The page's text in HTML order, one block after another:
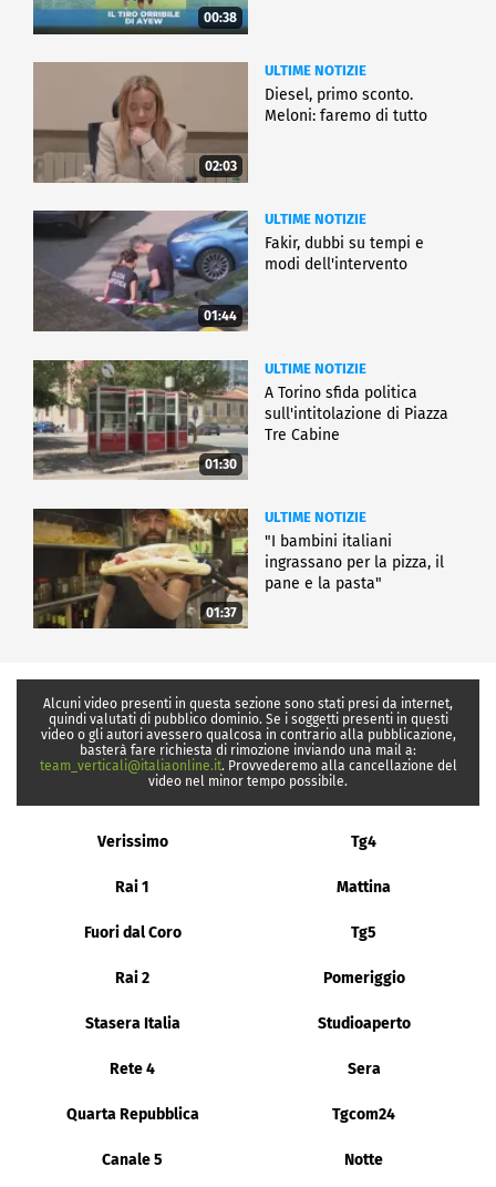
00:38
02:03
ULTIME NOTIZIE
Diesel, primo sconto.
Meloni: faremo di tutto
01:44
ULTIME NOTIZIE
Fakir, dubbi su tempi e
modi dell'intervento
01:30
ULTIME NOTIZIE
A Torino sfida politica
sull'intitolazione di Piazza
Tre Cabine
01:37
ULTIME NOTIZIE
"I bambini italiani
ingrassano per la pizza, il
pane e la pasta"
Alcuni video presenti in questa sezione sono stati presi da internet,
quindi valutati di pubblico dominio. Se i soggetti presenti in questi
video o gli autori avessero qualcosa in contrario alla pubblicazione,
basterà fare richiesta di rimozione inviando una mail a:
team_verticali@italiaonline.it. Provvederemo alla cancellazione del
video nel minor tempo possibile.
Verissimo Tg4
Rai 1 Mattina
Fuori dal Coro Tg5
Rai 2 Pomeriggio
Stasera Italia Studioaperto
Rete 4 Sera
Quarta Repubblica Tgcom24
Canale 5 Notte